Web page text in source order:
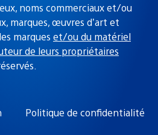
noms commerciaux et/ou
marques, œuvres d’art et
marques et/ou du matériel
de leurs propriétaires
Politique de confidentialité